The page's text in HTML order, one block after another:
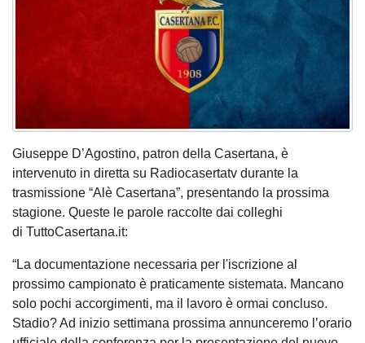
Giuseppe D’Agostino, patron della Casertana, è
intervenuto in diretta su Radiocasertatv durante la
trasmissione “Alè Casertana”, presentando la prossima
stagione. Queste le parole raccolte dai colleghi
di TuttoCasertana.it:
“La documentazione necessaria per l'iscrizione al
prossimo campionato è praticamente sistemata. Mancano
solo pochi accorgimenti, ma il lavoro è ormai concluso.
Stadio? Ad inizio settimana prossima annunceremo l’orario